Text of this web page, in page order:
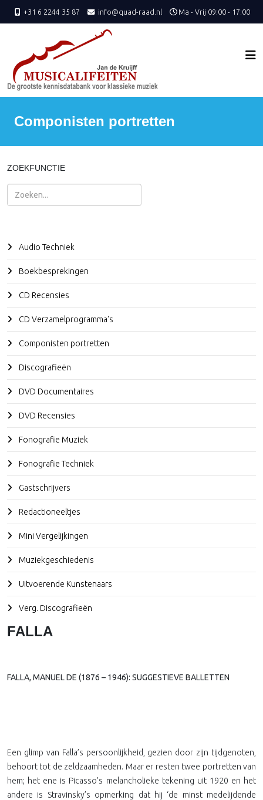
+31 6 2244 35 87 info@quad-raad.nl Ma - Vrij 09:00 - 17:00
Componisten portretten
ZOEKFUNCTIE
Zoeken
Audio Techniek
Boekbesprekingen
CD Recensies
CD Verzamelprogramma's
Componisten portretten
Discografieën
DVD Documentaires
DVD Recensies
Fonografie Muziek
Fonografie Techniek
Gastschrijvers
Redactioneeltjes
Mini Vergelijkingen
Muziekgeschiedenis
Uitvoerende Kunstenaars
Verg. Discografieën
FALLA
FALLA, MANUEL DE (1876 – 1946): SUGGESTIEVE BALLETTEN
Een glimp van Falla’s persoonlijkheid, gezien door zijn tijdgenoten,
behoort tot de zeldzaamheden. Maar er resten twee portretten van
hem; het ene is Picasso’s melancholieke tekening uit 1920 en het
andere is Stravinsky’s opmerking dat hij ‘de minst medelijdende